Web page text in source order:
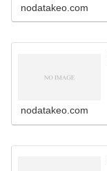
nodatakeo.com
nodatakeo.com